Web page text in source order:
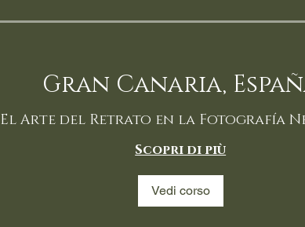
Gran Canaria,
El Arte del Retrato en la Fotografía
Scopri di più
Vedi corso